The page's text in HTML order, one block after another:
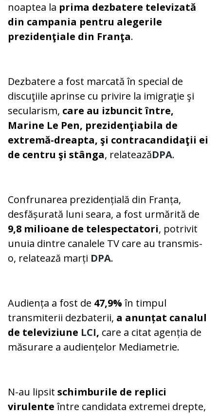
noaptea la prima dezbatere televizată
din campania pentru alegerile
prezidenţiale din Franţa.
Dezbatere a fost marcată în special de
discuţiile aprinse cu privire la imigraţie şi
secularism, care au izbuncit între,
Marine Le Pen, prezidenţiabila de
extremă-dreapta, şi contracandidaţii ei
de centru şi stânga, relateazăDPA.
Confrunarea prezidențială din Franța,
desfășurată luni seara, a fost urmărită de
9,8 milioane de telespectatori, potrivit
unuia dintre canalele TV care au transmis-
o, relatează marți DPA.
Audiența a fost de 47,9%în timpul
transmiterii dezbaterii, a anunțat canalul
de televiziune LCI, care a citat agenția de
măsurare a audiențelor Mediametrie.
N-au lipsit schimburile de replici
virulenteîntre candidata extremei drepte,